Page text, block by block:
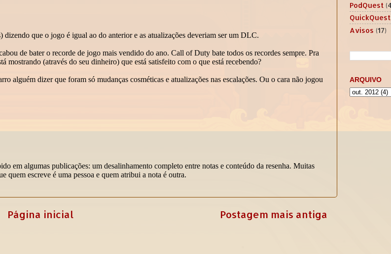
Postagem mais antiga
Página inicial
PodQuest
QuickQuest
Avisos (17)
ARQUIVO